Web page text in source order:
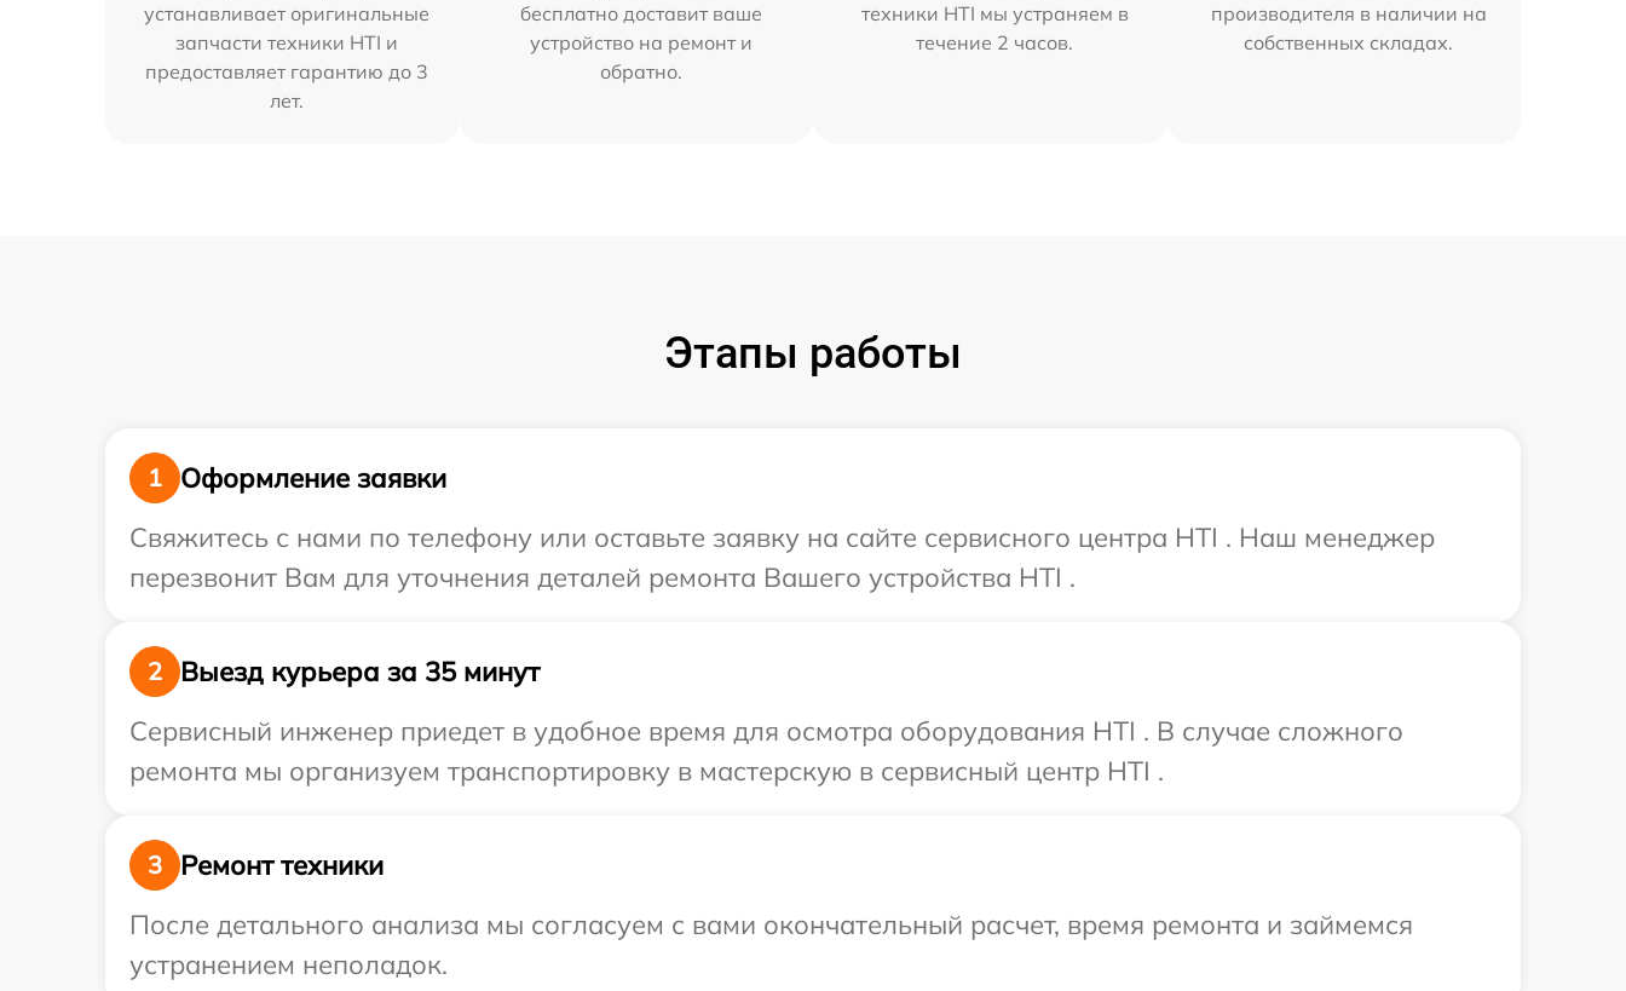
устанавливает оригинальные
запчасти техники HTI и
предоставляет гарантию до 3
лет.
бесплатно доставит ваше
устройство на ремонт и
обратно.
техники HTI мы устраняем в
течение 2 часов.
производителя в наличии на
собственных складах.
Этапы работы
1
Оформление заявки
Свяжитесь с нами по телефону или оставьте заявку на сайте сервисного центра HTI . Наш менеджер
перезвонит Вам для уточнения деталей ремонта Вашего устройства HTI .
2
Выезд курьера за 35 минут
Сервисный инженер приедет в удобное время для осмотра оборудования HTI . В случае сложного
ремонта мы организуем транспортировку в мастерскую в сервисный центр HTI .
3
Ремонт техники
После детального анализа мы согласуем с вами окончательный расчет, время ремонта и займемся
устранением неполадок.